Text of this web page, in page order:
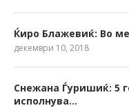
Ќиро Блажевиќ: Во
декември 10, 2018
Снежана Ѓуришиќ: 5
исполнува…